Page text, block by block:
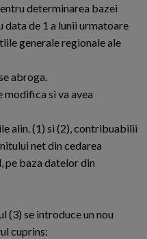
determinarea bazei
data de 1 a lunii urmatoare
generale regionale ale
abroga.
modifica si va avea
alin. (1) si (2), contribuabilii
net din cedarea
pe baza datelor din
(3) se introduce un nou
cuprins: